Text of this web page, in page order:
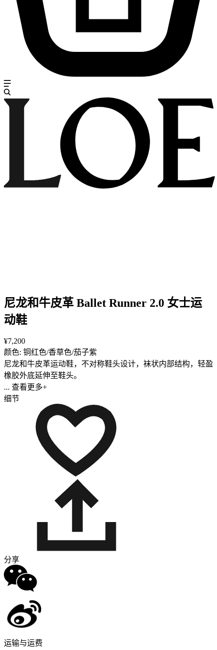
尼龙和牛皮革 Ballet Runner 2.0 女士运
动鞋
¥7,200
颜色: 铜红色/香草色/茄子紫
尼龙和牛皮革运动鞋，不对称鞋头设计，袜状内部结构，轻盈
橡胶外底延伸至鞋头。
... 查看更多+
细节
分享
运输与运费